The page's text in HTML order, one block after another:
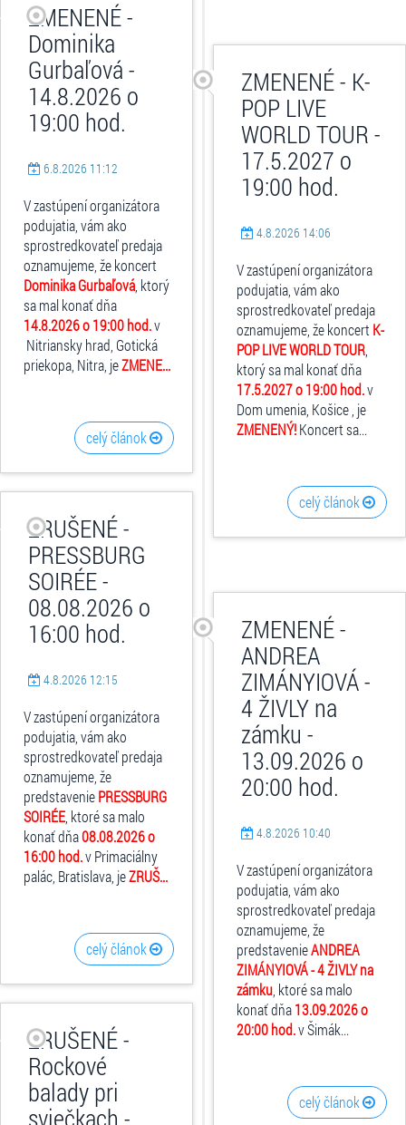
ZMENENÉ -
Dominika
Gurbaľová -
14.8.2026 o
19:00 hod.
6.8.2026 11:12
V zastúpení organizátora
podujatia, vám ako
sprostredkovateľ predaja
oznamujeme, že koncert
Dominika Gurbaľová , ktorý
sa mal konať dňa
14.8.2026 o 19:00 hod.v
Nitriansky hrad, Gotická
priekopa, Nitra, jeZMENE...
celý článok
ZMENENÉ - K-
POP LIVE
WORLD TOUR -
17.5.2027 o
19:00 hod.
4.8.2026 14:06
V zastúpení organizátora
podujatia, vám ako
sprostredkovateľ predaja
oznamujeme, že koncert K-
POP LIVE WORLD TOUR
ktorý sa mal konať dňa
17.5.2027 o 19:00 hod.v
Dom umenia, Košice , je
ZMENENÝ!Koncert sa...
celý článok
ZRUŠENÉ -
PRESSBURG
SOIRÉE -
08.08.2026 o
16:00 hod.
4.8.2026 12:15
V zastúpení organizátora
podujatia, vám ako
sprostredkovateľ predaja
oznamujeme, že
predstaveniePRESSBURG
SOIRÉE , ktoré sa malo
konať dňa08.08.2026 o
16:00 hod.v Primaciálny
palác, Bratislava, jeZRUŠ...
celý článok
ZMENENÉ -
ANDREA
ZIMÁNYIOVÁ -
4 ŽIVLY na
zámku -
13.09.2026 o
20:00 hod.
4.8.2026 10:40
V zastúpení organizátora
podujatia, vám ako
sprostredkovateľ predaja
oznamujeme, že
predstavenieANDREA
ZIMÁNYIOVÁ - 4 ŽIVLY na
zámku , ktoré sa malo
konať dňa13.09.2026 o
20:00 hod.v Šimák...
celý článok
ZRUŠENÉ -
Rockové
balady pri
sviečkach -